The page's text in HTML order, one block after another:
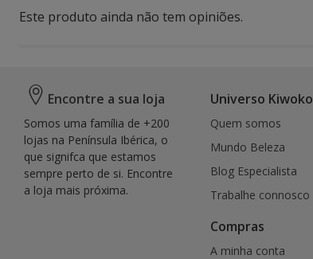
Este produto ainda não tem opiniões.
Encontre a sua loja
Somos uma família de +200
lojas na Península Ibérica, o
que signifca que estamos
sempre perto de si. Encontre
a loja mais próxima.
Universo Kiwoko
Quem somos
Mundo Beleza
Blog Especialista
Trabalhe connosco
Compras
A minha conta